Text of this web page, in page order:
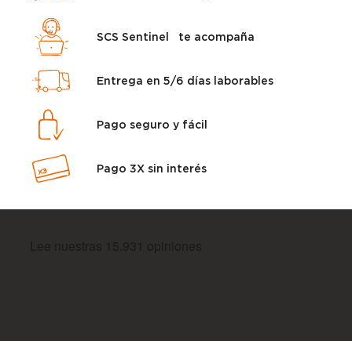
SCS Sentinel te acompaña
Entrega en 5/6 días laborables
Pago seguro y fácil
Pago 3X sin interés